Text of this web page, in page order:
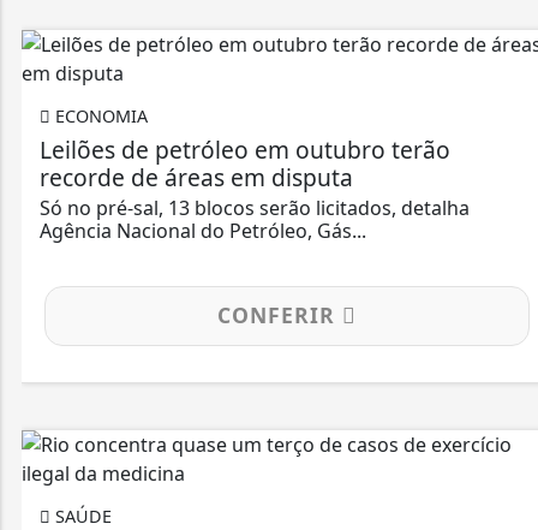
ECONOMIA
Leilões de petróleo em outubro terão
recorde de áreas em disputa
Só no pré-sal, 13 blocos serão licitados, detalha
Agência Nacional do Petróleo, Gás...
CONFERIR
SAÚDE